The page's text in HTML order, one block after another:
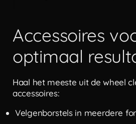
Accessoires
optimaal
Haal het meeste uit dewheel
accessoires:
Velgenborstels in meerdere